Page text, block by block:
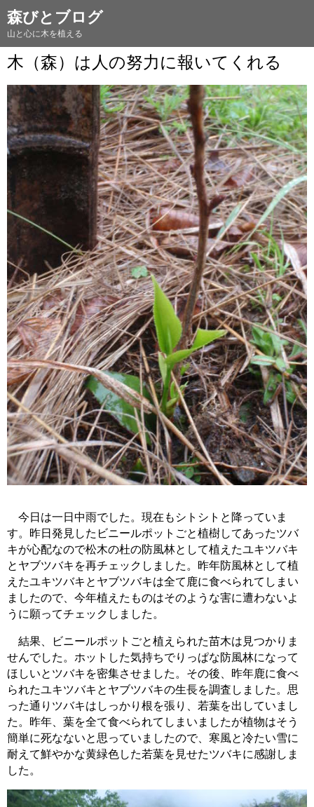
森びとブログ
山と心に木を植える
木（森）は人の努力に報いてくれる
今日は一日中雨でした。現在もシトシトと降っていま
す。昨日発見したビニールポットごと植樹してあったツバ
キが心配なので松木の杜の防風林として植えたユキツバキ
とヤブツバキを再チェックしました。昨年防風林として植
えたユキツバキとヤブツバキは全て鹿に食べられてしまい
ましたので、今年植えたものはそのような害に遭わないよ
うに願ってチェックしました。
結果、ビニールポットごと植えられた苗木は見つかりま
せんでした。ホットした気持ちでりっぱな防風林になって
ほしいとツバキを密集させました。その後、昨年鹿に食べ
られたユキツバキとヤブツバキの生長を調査しました。思
った通りツバキはしっかり根を張り、若葉を出していまし
た。昨年、葉を全て食べられてしまいましたが植物はそう
簡単に死なないと思っていましたので、寒風と冷たい雪に
耐えて鮮やかな黄緑色した若葉を見せたツバキに感謝しま
した。